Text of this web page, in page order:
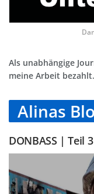
Als unabhängige
meine Arbeit
Alinas
DONBASS | Teil